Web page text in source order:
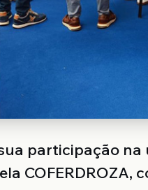
participação na